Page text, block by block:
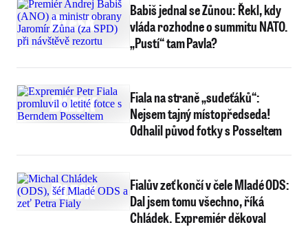
Babiš jednal se Zůnou: Řekl, kdy
vláda rozhodne o summitu NATO.
„Pustí“ tam Pavla?
Fiala na straně „sudeťáků“:
Nejsem tajný místopředseda!
Odhalil původ fotky s Posseltem
Fialův zeť končí v čele Mladé ODS:
Dal jsem tomu všechno, říká
Chládek. Expremiér děkoval